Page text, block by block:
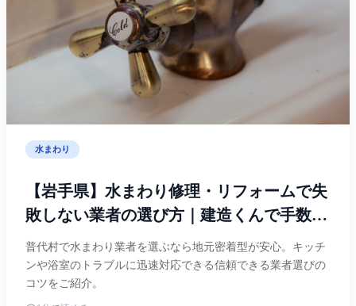
水まわり
【岩手県】水まわり修理・リフォームで失
敗しない業者の選び方｜建造くんで手数料
無料のマッチング
普代村で水まわり業者を選ぶなら地元密着型が安心。キッチ
ンや浴室のトラブルに迅速対応できる信頼できる業者選びの
コツをご紹介。